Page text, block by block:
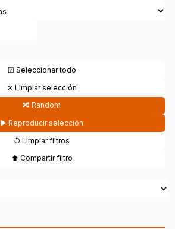
☑ Seleccionar todo
✕ Limpiar selección
🔀 Random
▶ Reproducir selección
↺ Limpiar filtros
⬆ Compartir filtro